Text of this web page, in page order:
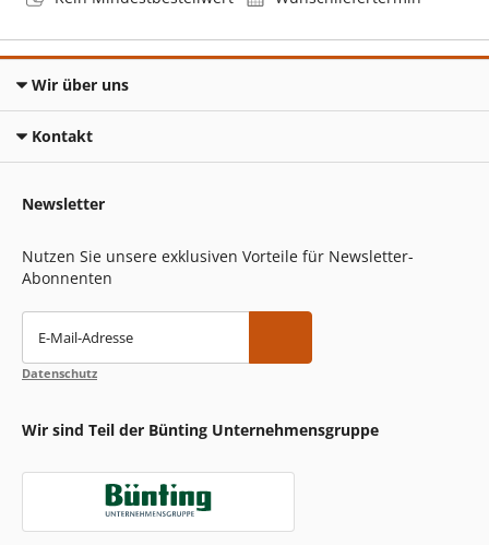
Wir über uns
Kontakt
Newsletter
Nutzen Sie unsere exklusiven Vorteile für Newsletter-
Abonnenten
E-Mail-Adresse
Datenschutz
Wir sind Teil der Bünting Unternehmensgruppe